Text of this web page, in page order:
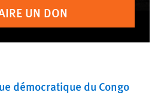
UN DON
démocratique du Congo